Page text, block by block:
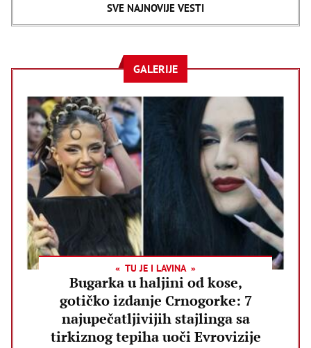
SVE NAJNOVIJE VESTI
GALERIJE
TU JE I LAVINA
Bugarka u haljini od kose,
gotičko izdanje Crnogorke: 7
najupečatljivijih stajlinga sa
tirkiznog tepiha uoči Evrovizije